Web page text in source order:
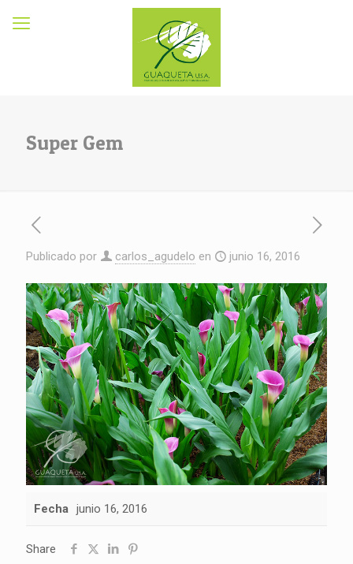
Super Gem
Publicado por carlos_agudelo en junio 16, 2016
Fecha junio 16, 2016
Share